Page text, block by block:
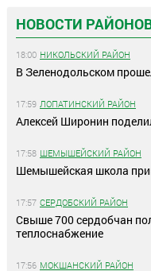
НОВОСТИ
18:00 НИКОЛЬСКИЙ РАЙОН
В Зеленодольском
17:59 ЛОПАТИНСКИЙ РАЙОН
Алексей Широнин
17:58 ШЕМЫШЕЙСКИЙ РАЙОН
Шемышейская школа
17:57 СЕРДОБСКИЙ РАЙОН
Свыше 700 сердобчан
теплоснабжение
17:56 МОКШАНСКИЙ РАЙОН